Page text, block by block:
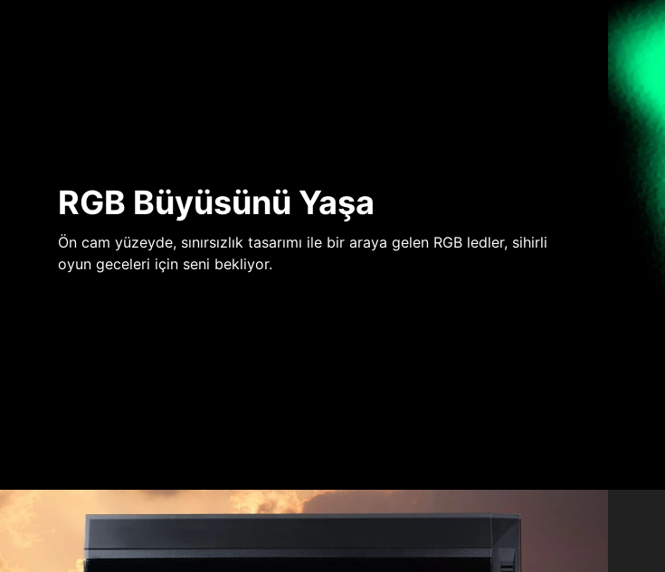
RGB Büyüsünü Yaşa
Ön cam yüzeyde, sınırsızlık tasarımı ile bir araya gelen RGB ledler, sihirli
oyun geceleri için seni bekliyor.